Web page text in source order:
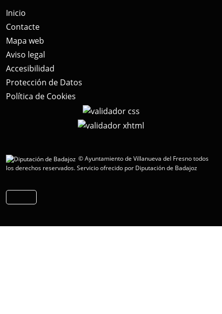
Inicio
Contacte
Mapa web
Aviso legal
Accesibilidad
Protección de Datos
Política de Cookies
© Ayuntamiento de Villanueva del Fresno todos
los derechos reservados.Servicio ofrecido por Diputación de Badajoz